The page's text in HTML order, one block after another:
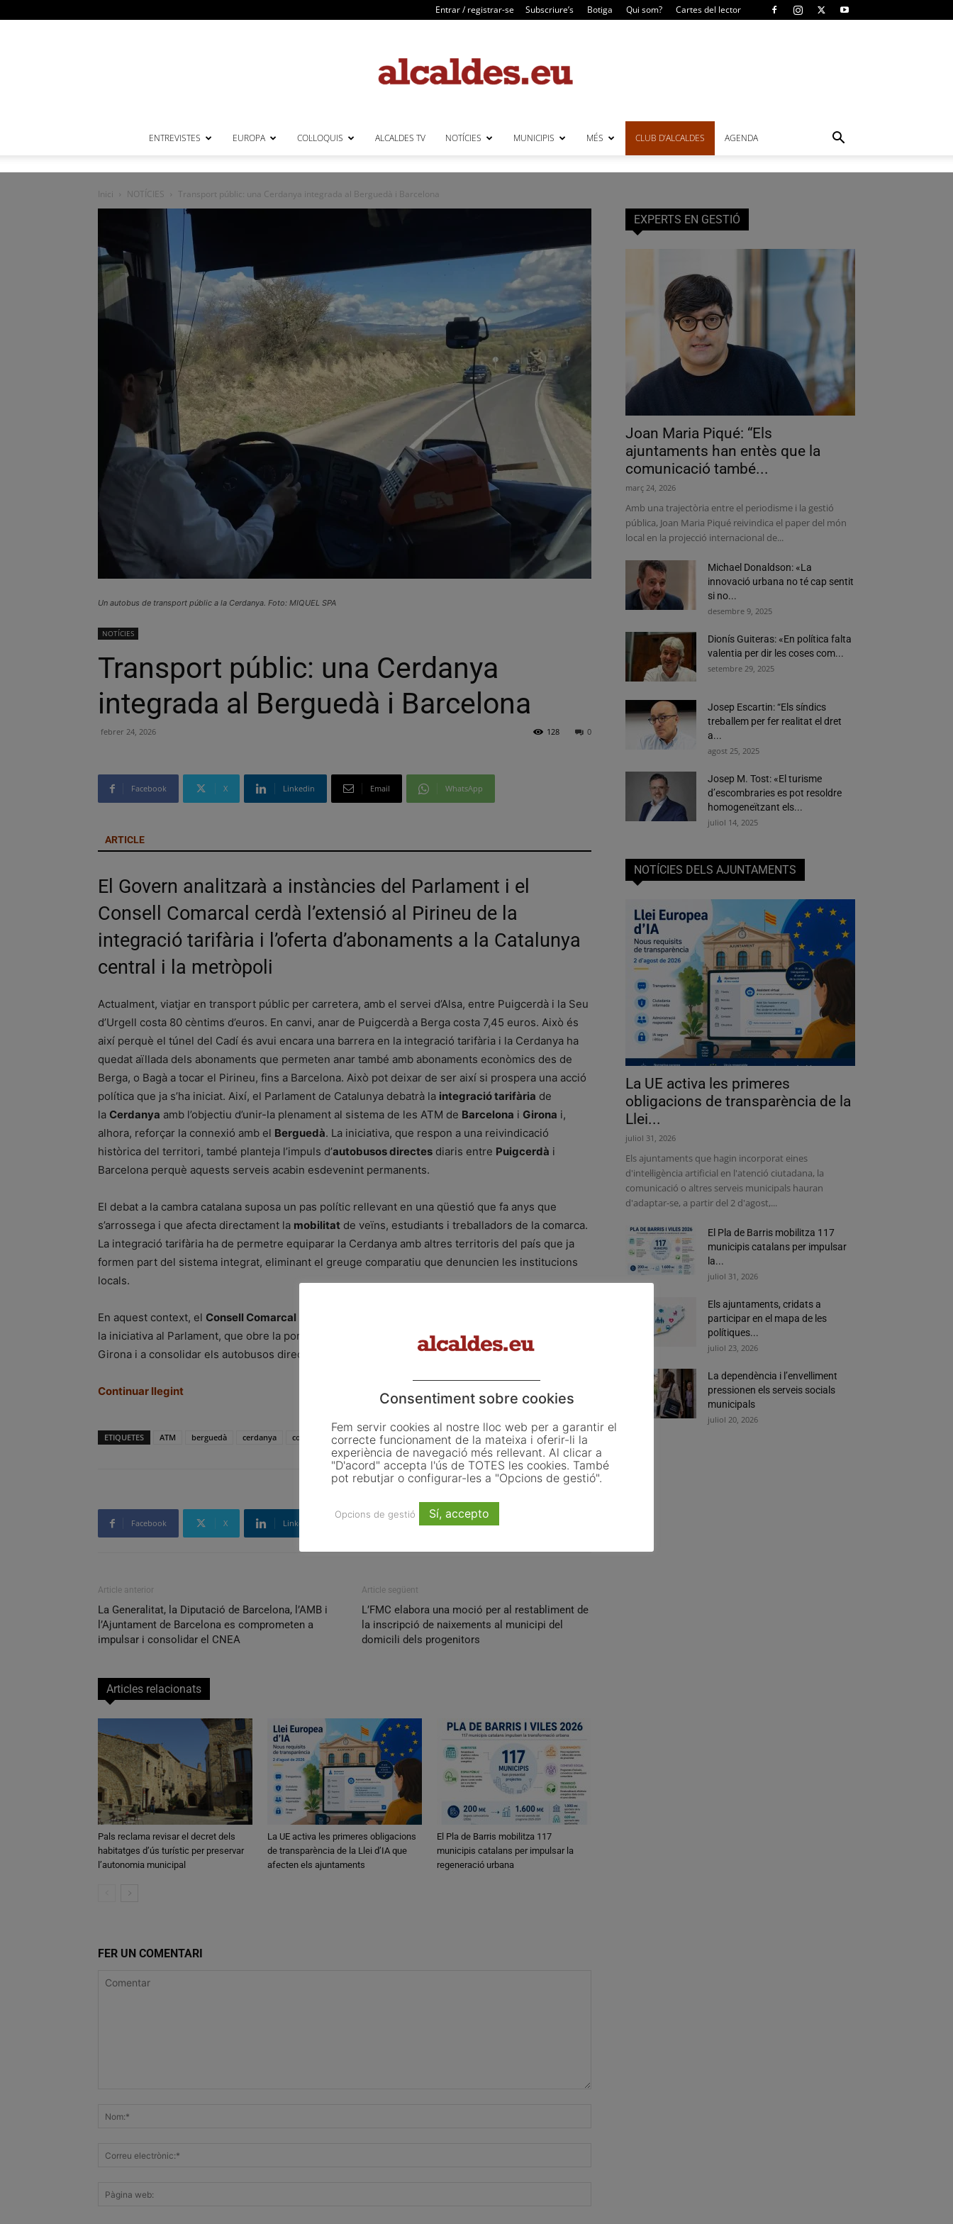
Entrar / registrar-se Subscriure’s Botiga Qui som? Cartes del lector
ENTREVISTES EUROPA COL·LOQUIS ALCALDES TV NOTÍCIES MUNICIPIS MÉS CLUB D’ALCALDES AGENDA
Inici NOTÍCIES Transport públic: una Cerdanya integrada al Berguedà i Barcelona
Un autobus de transport públic a la Cerdanya. Foto: MIQUEL SPA
NOTÍCIES
Transport públic: una Cerdanya
integrada al Berguedà i Barcelona
febrer 24, 2026 0
128
Facebook X Linkedin Email WhatsApp
ARTICLE
El Govern analitzarà a instàncies del Parlament i el
Consell Comarcal cerdà l’extensió al Pirineu de la
integració tarifària i l’oferta d’abonaments a la Catalunya
central i la metròpoli
Actualment, viatjar en transport públic per carretera, amb el servei d’Alsa, entre Puigcerdà i la Seu
d’Urgell costa 80 cèntims d’euros. En canvi, anar de Puigcerdà a Berga costa 7,45 euros. Això és
així perquè el túnel del Cadí és avui encara una barrera en la integració tarifària i la Cerdanya ha
quedat aïllada dels abonaments que permeten anar també amb abonaments econòmics des de
Berga, o Bagà a tocar el Pirineu, fins a Barcelona. Això pot deixar de ser així si prospera una acció
política que ja s’ha iniciat. Així, el Parlament de Catalunya debatrà la integració tarifària de
la Cerdanya amb l’objectiu d’unir-la plenament al sistema de les ATM de Barcelona i Girona i,
alhora, reforçar la connexió amb el Berguedà. La iniciativa, que respon a una reivindicació
històrica del territori, també planteja l’impuls d’autobusos directes diaris entre Puigcerdà i
Barcelona perquè aquests serveis acabin esdevenint permanents.
El debat a la cambra catalana suposa un pas polític rellevant en una qüestió que fa anys que
s’arrossega i que afecta directament la mobilitat de veïns, estudiants i treballadors de la comarca.
La integració tarifària ha de permetre equiparar la Cerdanya amb altres territoris del país que ja
formen part del sistema integrat, eliminant el greuge comparatiu que denuncien les institucions
locals.
En aquest context, el Consell Comarcal
la iniciativa al Parlament, que obre la porta a fer efectiva la integració a l’ATM de Barcelona i
Girona i a consolidar els autobusos directes diaris amb la capital catalana.
Continuar llegint
ETIQUETES ATM berguedà cerdanya consell comarcal Govern Parlament Regió7 transport públic
Facebook X Linkedin Email WhatsApp
Article anterior
La Generalitat, la Diputació de Barcelona, l’AMB i
l’Ajuntament de Barcelona es comprometen a
impulsar i consolidar el CNEA
Article següent
L’FMC elabora una moció per al restabliment de
la inscripció de naixements al municipi del
domicili dels progenitors
Articles relacionats
Pals reclama revisar el decret dels
habitatges d’ús turístic per preservar
l’autonomia municipal
La UE activa les primeres obligacions
de transparència de la Llei d’IA que
afecten els ajuntaments
El Pla de Barris mobilitza 117
municipis catalans per impulsar la
regeneració urbana
FER UN COMENTARI
EXPERTS EN GESTIÓ
Joan Maria Piqué: “Els
ajuntaments han entès que la
comunicació també...
març 24, 2026
Amb una trajectòria entre el periodisme i la gestió
pública, Joan Maria Piqué reivindica el paper del món
local en la projecció internacional de...
Michael Donaldson: «La
innovació urbana no té cap sentit
si no...
desembre 9, 2025
Dionís Guiteras: «En política falta
valentia per dir les coses com...
setembre 29, 2025
Josep Escartin: “Els síndics
treballem per fer realitat el dret
a...
agost 25, 2025
Josep M. Tost: «El turisme
d’escombraries es pot resoldre
homogeneïtzant els...
juliol 14, 2025
NOTÍCIES DELS AJUNTAMENTS
La UE activa les primeres
obligacions de transparència de la
Llei...
juliol 31, 2026
Els ajuntaments que hagin incorporat eines
d'intel·ligència artificial en l'atenció ciutadana, la
comunicació o altres serveis municipals hauran
d'adaptar-se, a partir del 2 d'agost,...
El Pla de Barris mobilitza 117
municipis catalans per impulsar
la...
juliol 31, 2026
Els ajuntaments, cridats a
participar en el mapa de les
polítiques...
juliol 23, 2026
La dependència i l’envelliment
pressionen els serveis socials
municipals
juliol 20, 2026
Consentiment sobre cookies
Fem servir cookies al nostre lloc web per a garantir el
correcte funcionament de la mateixa i oferir-li la
experiència de navegació més rellevant. Al clicar a
"D'acord" accepta l'ús de TOTES les cookies. També
pot rebutjar o configurar-les a "Opcions de gestió".
Opcions de gestió Sí, accepto